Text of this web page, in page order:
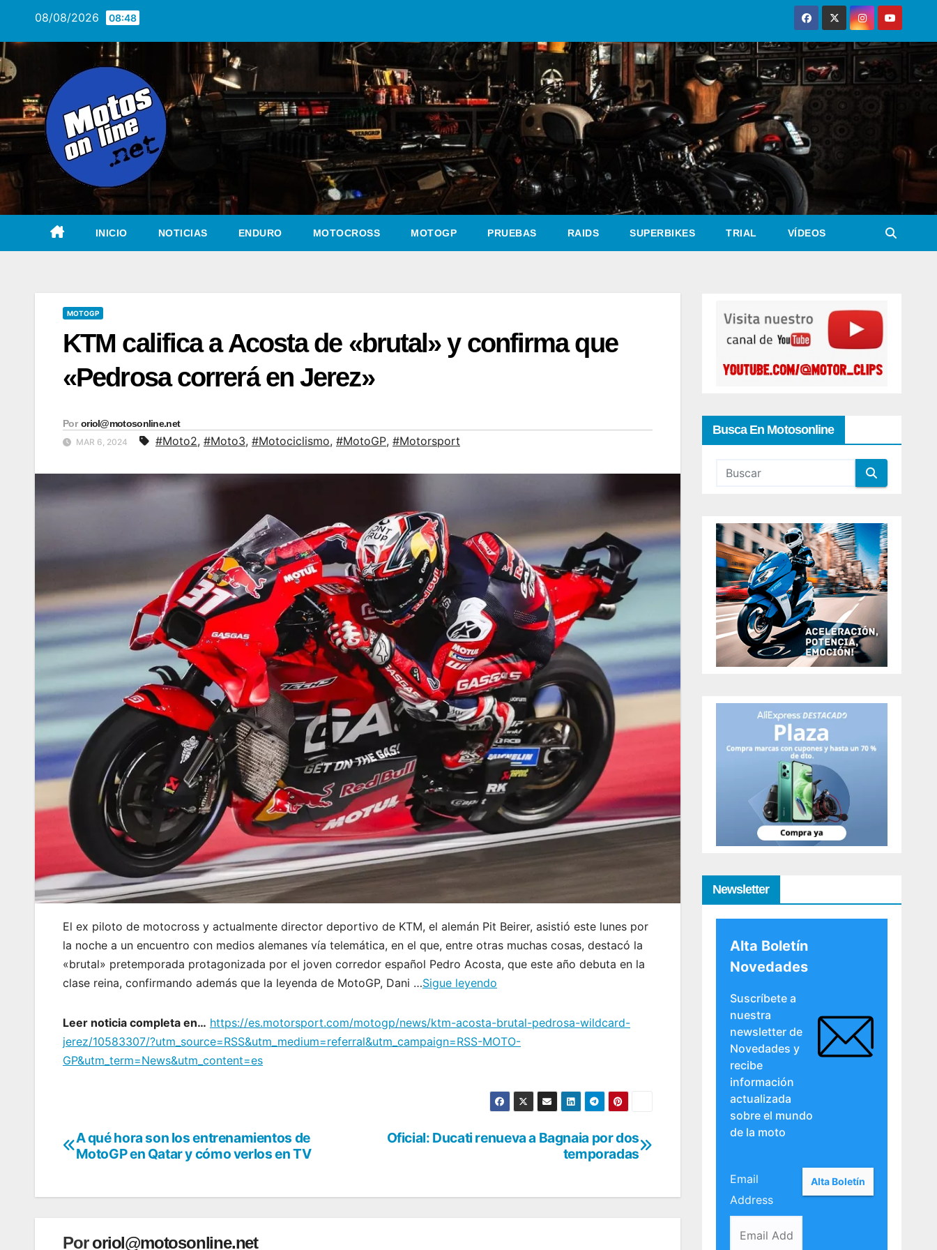
contenido
08/08/2026 08:48
INICIO NOTICIAS ENDURO MOTOCROSS MOTOGP PRUEBAS RAIDS SUPERBIKES TRIAL VÍDEOS
MOTOGP
KTM califica a Acosta de «brutal» y confirma que
«Pedrosa correrá en Jerez»
Por oriol@motosonline.net
MAR 6, 2024 #Moto2, #Moto3, #Motociclismo, #MotoGP, #Motorsport
El ex piloto de motocross y actualmente director deportivo de KTM, el alemán Pit Beirer, asistió este lunes por
la noche a un encuentro con medios alemanes vía telemática, en el que, entre otras muchas cosas, destacó la
«brutal» pretemporada protagonizada por el joven corredor español Pedro Acosta, que este año debuta en la
clase reina, confirmando además que la leyenda de MotoGP, Dani …Sigue leyendo
Leer noticia completa en… https://es.motorsport.com/motogp/news/ktm-acosta-brutal-pedrosa-wildcard-
jerez/10583307/?utm_source=RSS&utm_medium=referral&utm_campaign=RSS-MOTO-
GP&utm_term=News&utm_content=es
Navegación
entradas
Oficial: Ducati renueva a Bagnaia por dos
temporadas
A qué hora son los entrenamientos de
MotoGP en Qatar y cómo verlos en TV
Pororiol@motosonline.net
Busca En Motosonline
Newsletter
Alta Boletín
Novedades
Suscríbete a
nuestra
newsletter de
Novedades y
recibe
información
actualizada
sobre el mundo
de la moto
Email
Address